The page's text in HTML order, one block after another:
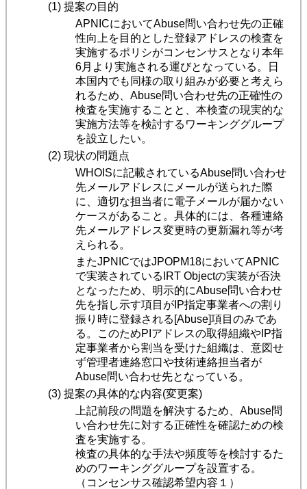
(1) 提案の目的
APNICにおいてAbuse問い合わせ先の正確
性向上を目的とした登録アドレスの検査を
実施するポリシがコンセンサスとなり本年
6月より実施される運びとなっている。日
本国内でも同様の取り組みが必要と考えら
れるため、Abuse問い合わせ先の正確性の
検査を実施することと、本検査の現実的な
実施方法等を検討するワーキンググループ
を設立したい。
(2) 現状の問題点
WHOISに記載されているAbuse問い合わせ
先メールアドレスにメールが送られた際
に、適切な担当者に電子メールが届かない
ケースがあること。具体的には、各種連絡
先メールアドレス変更時の更新漏れ等が考
えられる。
またJPNICではJPOPM18においてAPNIC
で実装されているIRT Objectの実装が否決
となったため、明示的にAbuse問い合わせ
先を指し示す項目がIP指定事業者への割り
振り時に登録される[Abuse]項目のみであ
る。このためPIアドレスの取得組織やIP指
定事業者から割当を受けた組織は、意図せ
ず管理者連絡窓口や技術連絡担当者が
Abuse問い合わせ先となっている。
(3) 提案の具体的な内容(変更案)
上記前段の問題を解決するため、Abuse問
い合わせ先に対する正確性を確認ための検
査を実施する。
検査の具体的な手法や頻度等を検討するた
めのワーキンググループを設置する。
（コンセンサス確認希望内容１）